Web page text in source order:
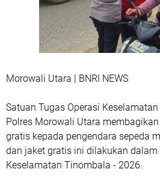
Morowali Utara | BNRI NEWS
Satuan Tugas Operasi
Polres Morowali Utara
gratis kepada pengendara sepeda
dan jaket gratis ini dilakukan dalam
Keselamatan Tinombala - 2026.